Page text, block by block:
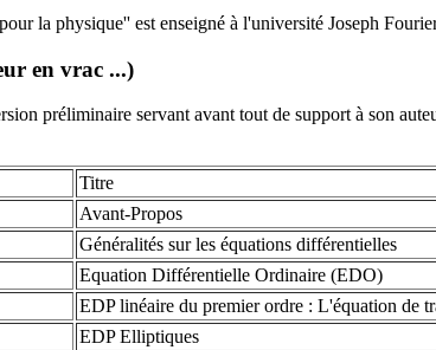
la physique'' est enseigné à l'université Joseph
en vrac ...)
préliminaire servant avant tout de support à son
Titre
Avant-Propos
Généralités sur les équations différentielles
Equation Différentielle Ordinaire (EDO)
EDP linéaire du premier ordre : L'équation de
EDP Elliptiques